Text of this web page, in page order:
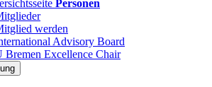
Personen
werden
Advisory Board
Bremen Excellence Chair